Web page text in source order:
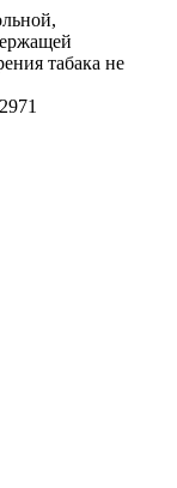
табака не